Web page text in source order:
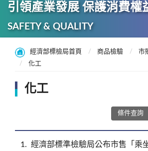
引領產業發展 保護消費權
SAFETY & QUALITY
經濟部標檢局首頁 商品檢驗
市
化工
化工
條件查詢
1
經濟部標準檢驗局公布市售「乘